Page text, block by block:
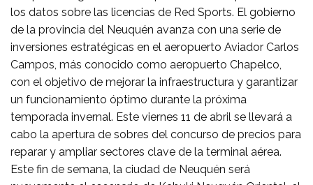
los datos sobre las licencias de Red Sports. El gobierno
de la provincia del Neuquén avanza con una serie de
inversiones estratégicas en el aeropuerto Aviador Carlos
Campos, más conocido como aeropuerto Chapelco,
con el objetivo de mejorar la infraestructura y garantizar
un funcionamiento óptimo durante la próxima
temporada invernal. Este viernes 11 de abril se llevará a
cabo la apertura de sobres del concurso de precios para
reparar y ampliar sectores clave de la terminal aérea.
Este fin de semana, la ciudad de Neuquén será